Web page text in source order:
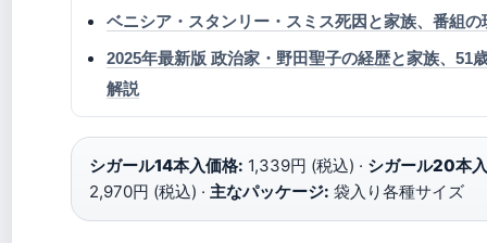
ベニシア・スタンリー・スミス死因と家族、番組の
2025年最新版 政治家・野田聖子の経歴と家族、51
解説
シガール14本入価格: 1,339円 (税込) · シガール20本
2,970円 (税込) · 主なパッケージ: 袋入り各種サイズ